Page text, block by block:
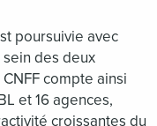
poursuivie avec
sein des deux
compte ainsi
et 16 agences,
croissantes du